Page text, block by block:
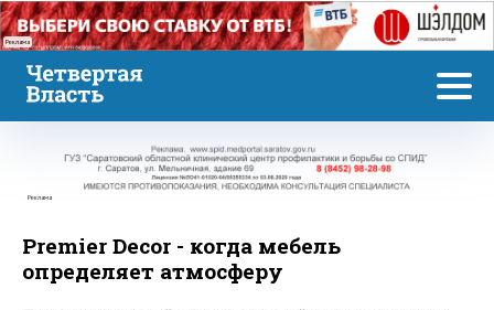
Реклама
Реклама
Premier Decor - когда мебель
определяет атмосферу